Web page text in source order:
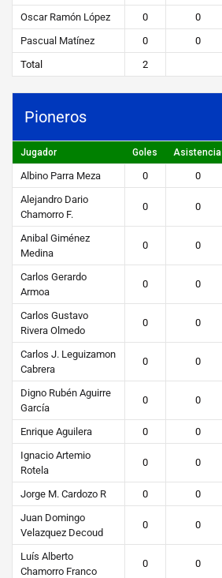
Oscar Ramón López
0 0
Pascual Matínez
0 0
Total
2
Pioneros
Jugador Goles Asistencia
Albino Parra Meza 0 0
Alejandro Dario
Chamorro F.
0 0
Anibal Giménez
Medina
0 0
Carlos Gerardo
Armoa
0 0
Carlos Gustavo
Rivera Olmedo
0 0
Carlos J. Leguizamon
Cabrera
0 0
Digno Rubén Aguirre
García
0 0
Enrique Aguilera 0 0
Ignacio Artemio
Rotela
0 0
Jorge M. Cardozo R 0 0
Juan Domingo
Velazquez Decoud
0 0
Luís Alberto
Chamorro Franco
0 0